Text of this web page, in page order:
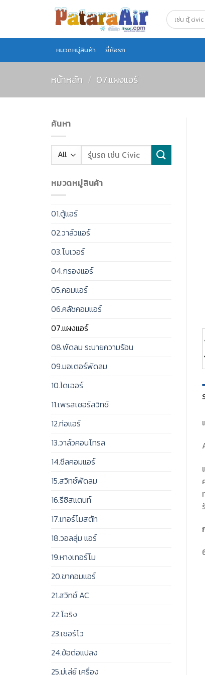
หมวดหมู่สินค้า ยี่ห้อรถ
หน้าหลัก / 07.แผงแอร์
ค้นหา
หมวดหมู่สินค้า
01.ตู้แอร์
02.วาล์วแอร์
03.โบเวอร์
04.กรองแอร์
05.คอมแอร์
06.คลัชคอมแอร์
07.แผงแอร์
08.พัดลม ระบายความร้อน
09.มอเตอร์พัดลม
10.ไดเออร์
11.เพรสเชอร์สวิทช์
12.ท่อแอร์
13.วาล์วคอนโทรล
14.ซีลคอมแอร์
15.สวิทช์พัดลม
16.รีซิสแตนท์
17.เทอร์โมสตัท
18.วอลลุ่ม แอร์
19.หางเทอร์โม
20.ขาคอมแอร์
21.สวิทช์ AC
22.โอริง
23.เซอร์โว
24.ข้อต่อแปลง
25.มู่เล่ย์ เครื่อง